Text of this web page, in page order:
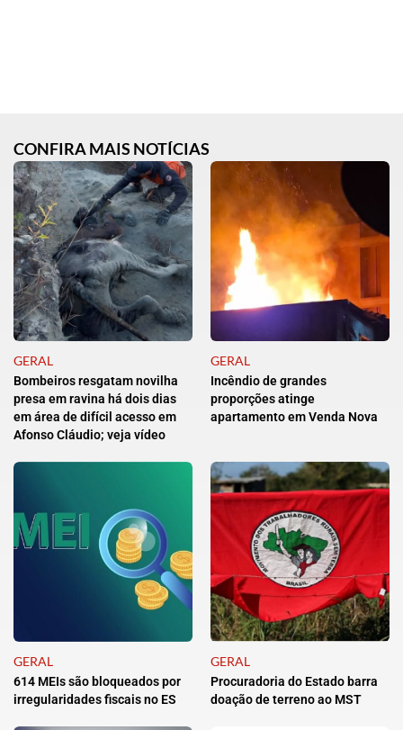
CONFIRA MAIS NOTÍCIAS
GERAL
Bombeiros resgatam novilha
presa em ravina há dois dias
em área de difícil acesso em
Afonso Cláudio; veja vídeo
GERAL
Incêndio de grandes
proporções atinge
apartamento em Venda Nova
GERAL
614 MEIs são bloqueados por
irregularidades fiscais no ES
GERAL
Procuradoria do Estado barra
doação de terreno ao MST